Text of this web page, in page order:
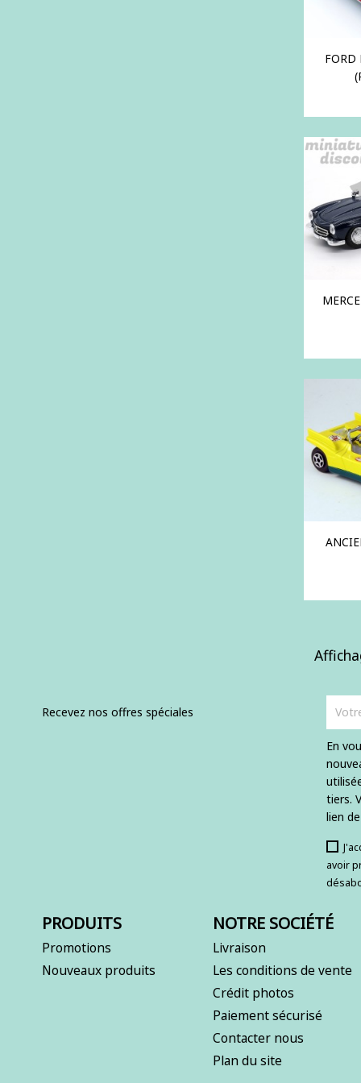
FORD
Recevez nos offres spéciales
En
tiers.
lien
avoir
PRODUITS
Promotions
Nouveaux produits
NOTRE SOCIÉTÉ
Livraison
Les conditions de vente
Crédit photos
Paiement sécurisé
Contacter nous
Plan du site